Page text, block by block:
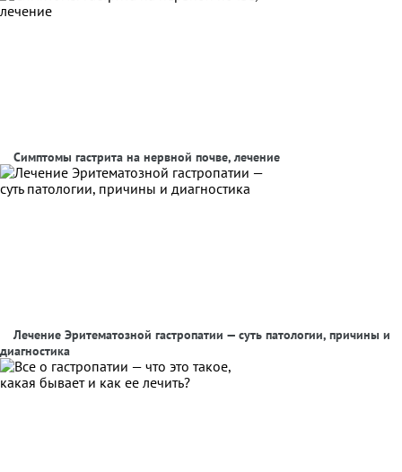
Симптомы гастрита на нервной почве, лечение
Лечение Эритематозной гастропатии — суть патологии, причины и
диагностика